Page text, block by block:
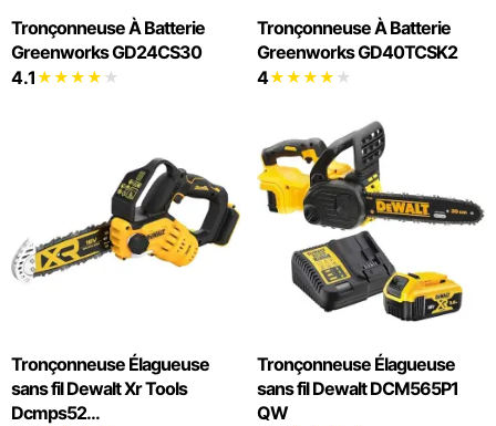
Tronçonneuse À Batterie
Greenworks GD24CS30
4.1
Tronçonneuse À Batterie
Greenworks GD40TCSK2
4
Tronçonneuse Élagueuse
sans fil Dewalt Xr Tools
Dcmps52...
Tronçonneuse Élagueuse
sans fil Dewalt DCM565P1
QW